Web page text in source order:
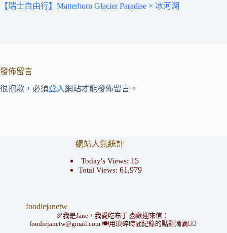
【瑞士自由行】Matterhorn Glacier Paradise × 冰河湖
發佈留言
很抱歉，必須登入網站才能發佈留言。
網站人氣統計
Today's Views: 15
Total Views: 61,979
foodiejanetw
🍖我是Jane，我愛吃布丁 📩歡迎來信：
foodiejanetw@gmail.com🍽用瑣碎時間紀錄的點點滴滴👇🏻